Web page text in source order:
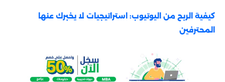
كيفية الربح من اليوتيوب: استراتيجيات لا يخبرك عنها
المحترفين